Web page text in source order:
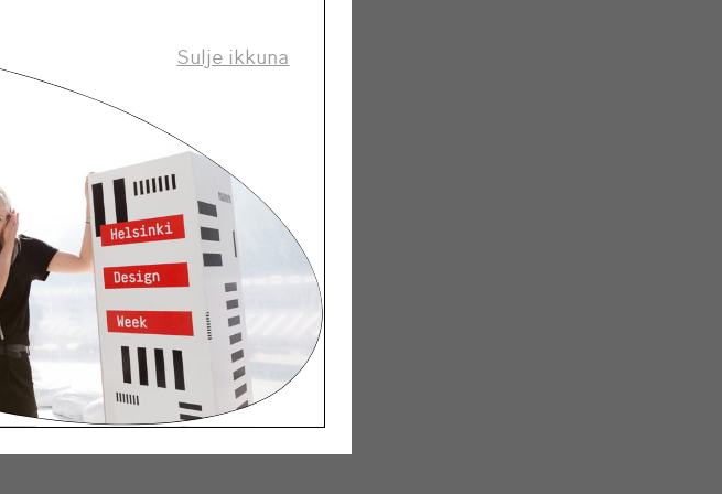
Nadya Peek, Pykäri
conjunction with Helsinki
at G Livelab. On stage tech
with Nadya Peek, with their
pop sensation Pykäri behind
Sulje ikkuna